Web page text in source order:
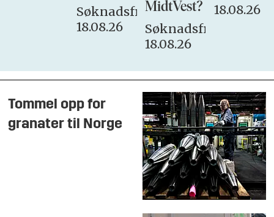
Søknadsfrist:
18.08.26
MidtVest?
Søknadsfrist:
18.08.26
18.08.26
Tommel opp for
granater til Norge